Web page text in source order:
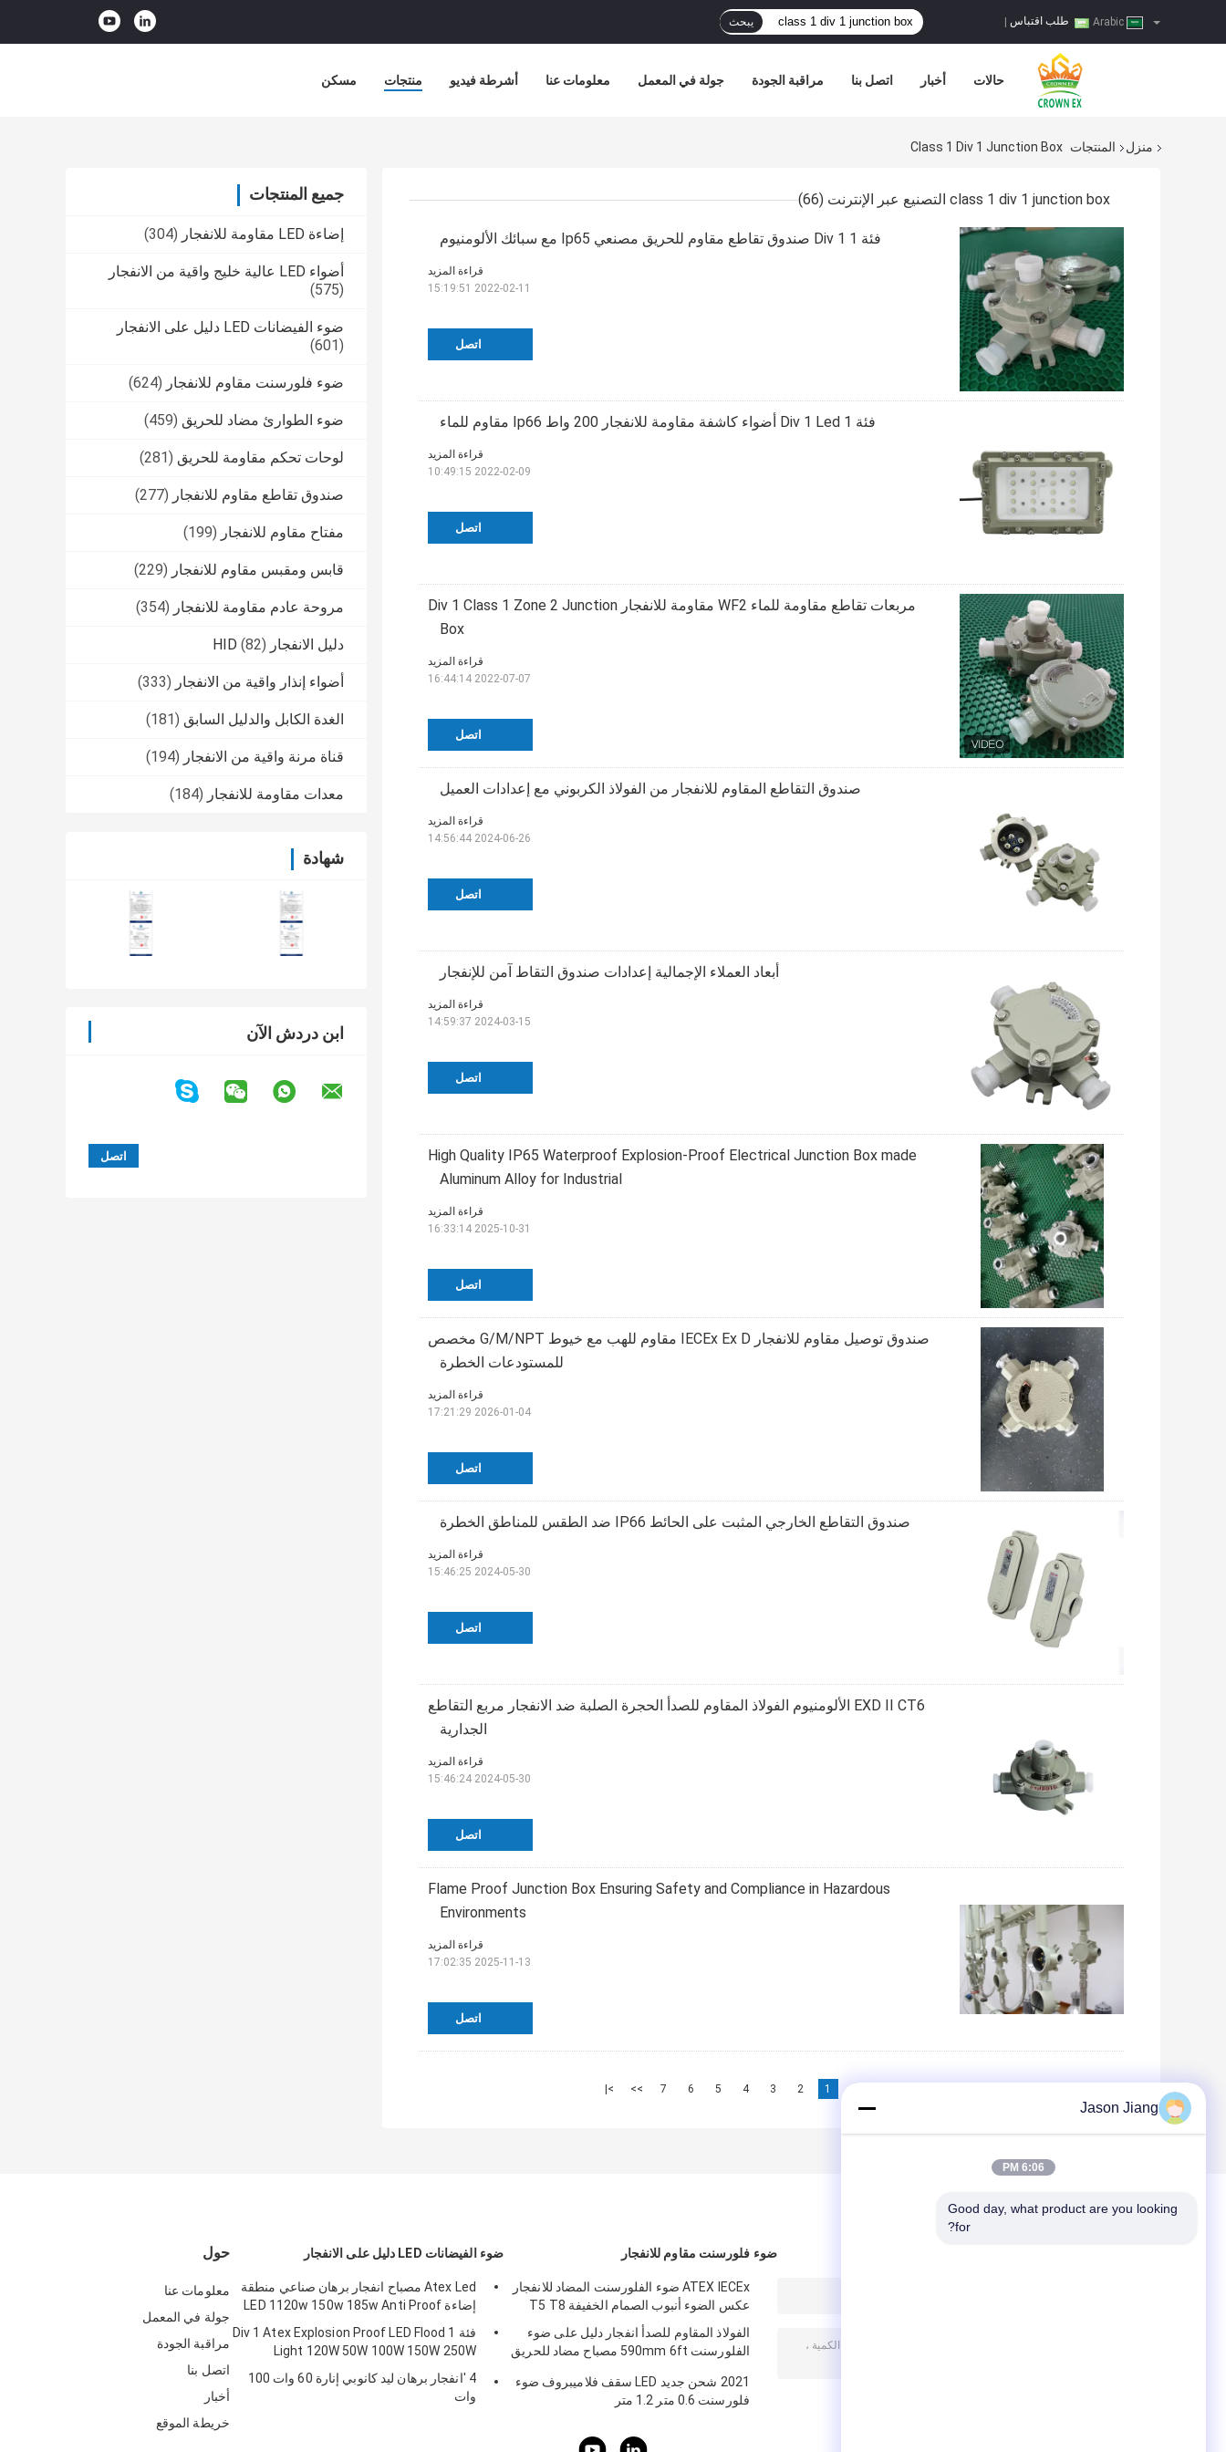
طلب اقتباس يبحث
مسكن منتجات أشرطة فيديو معلومات عنا جولة في المعمل مراقبة الجودة اتصل بنا أخبار حالات
منزل المنتجات Class 1 Div 1 Junction Box
جميع المنتجات
إضاءة LED مقاومة للانفجار (304)
أضواء LED عالية خليج واقية من الانفجار
(575)
ضوء الفيضانات LED دليل على الانفجار
(601)
ضوء فلورسنت مقاوم للانفجار (624)
ضوء الطوارئ مضاد للحريق (459)
لوحات تحكم مقاومة للحريق (281)
صندوق تقاطع مقاوم للانفجار (277)
مفتاح مقاوم للانفجار (199)
قابس ومقبس مقاوم للانفجار (229)
مروحة عادم مقاومة للانفجار (354)
دليل الانفجار HID (82)
أضواء إنذار واقية من الانفجار (333)
الغدة الكابل والدليل السابق (181)
قناة مرنة واقية من الانفجار (194)
معدات مقاومة للانفجار (184)
شهادة
ابن دردش الآن
class 1 div 1 junction box التصنيع عبر الإنترنت (66)
فئة 1 Div 1 صندوق تقاطع مقاوم للحريق مصنعي Ip65 مع سبائك الألومنيوم
اتصل
قراءة المزيد
2022-02-11 15:19:51
فئة 1 Div 1 Led أضواء كاشفة مقاومة للانفجار 200 واط Ip66 مقاوم للماء
اتصل
قراءة المزيد
2022-02-09 10:49:15
مربعات تقاطع مقاومة للماء WF2 مقاومة للانفجار Div 1 Class 1 Zone 2 Junction
Box
اتصل
قراءة المزيد
2022-07-07 16:44:14
صندوق التقاطع المقاوم للانفجار من الفولاذ الكربوني مع إعدادات العميل
اتصل
قراءة المزيد
2024-06-26 14:56:44
أبعاد العملاء الإجمالية إعدادات صندوق التقاط آمن للإنفجار
اتصل
قراءة المزيد
2024-03-15 14:59:37
High Quality IP65 Waterproof Explosion-Proof Electrical Junction Box made
Aluminum Alloy for Industrial
اتصل
قراءة المزيد
2025-10-31 16:33:14
صندوق توصيل مقاوم للانفجار IECEx Ex D مقاوم للهب مع خيوط G/M/NPT مخصص
للمستودعات الخطرة
اتصل
قراءة المزيد
2026-01-04 17:21:29
صندوق التقاطع الخارجي المثبت على الحائط IP66 ضد الطقس للمناطق الخطرة
اتصل
قراءة المزيد
2024-05-30 15:46:25
EXD II CT6 الألومنيوم الفولاذ المقاوم للصدأ الحجرة الصلبة ضد الانفجار مربع التقاطع
الجدارية
اتصل
قراءة المزيد
2024-05-30 15:46:24
Flame Proof Junction Box Ensuring Safety and Compliance in Hazardous
Environments
اتصل
قراءة المزيد
2025-11-13 17:02:35
1
2
3
4
5
6
7
>>
>|
حول
معلومات عنا
جولة في المعمل
مراقبة الجودة
اتصل بنا
أخبار
خريطة الموقع
ضوء الفيضانات LED دليل على الانفجار
Atex Led مصباح انفجار برهان صناعي منطقة
إضاءة LED 1120w 150w 185w Anti Proof
فئة 1 Div 1 Atex Explosion Proof LED Flood
Light 120W 50W 100W 150W 250W
4 'انفجار برهان ليد كانوبي إنارة 60 وات 100
وات
ضوء فلورسنت مقاوم للانفجار
ATEX IECEx ضوء الفلورسنت المضاد للانفجار
عكس الضوء أنبوب الصمام الخفيفة T5 T8
الفولاذ المقاوم للصدأ انفجار دليل على ضوء
الفلورسنت 590mm 6ft مصباح مضاد للحريق
2021 شحن جديد LED سقف فلاميبروف ضوء
فلورسنت 0.6 متر 1.2 متر
Jason Jiang
6:06 PM
Good day, what product are you looking
for?